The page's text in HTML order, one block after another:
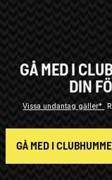
GÅ MED I
DIN
Vissa undantag gäller*
GÅ MED I